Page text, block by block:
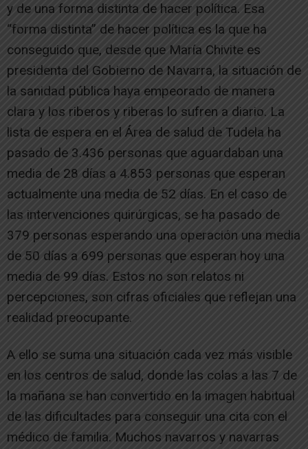
y de una forma distinta de hacer política. Esa
“forma distinta” de hacer política es la que ha
conseguido que, desde que María Chivite es
presidenta del Gobierno de Navarra, la situación de
la sanidad pública haya empeorado de manera
clara y los riberos y riberas lo sufren a diario. La
lista de espera en el Área de salud de Tudela ha
pasado de 3.436 personas que aguardaban una
media de 28 días a 4.853 personas que esperan
actualmente una media de 52 días. En el caso de
las intervenciones quirúrgicas, se ha pasado de
379 personas esperando una operación una media
de 50 días a 699 personas que esperan hoy una
media de 99 días. Estos no son relatos ni
percepciones, son cifras oficiales que reflejan una
realidad preocupante.
A ello se suma una situación cada vez más visible
en los centros de salud, donde las colas a las 7 de
la mañana se han convertido en la imagen habitual
de las dificultades para conseguir una cita con el
médico de familia. Muchos navarros y navarras